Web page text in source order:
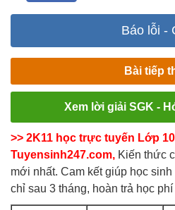
Báo lỗi -
Bài tiếp
Xem lời giải SGK -
>> 2K11 học trực tuyến Lớp
Tuyensinh247.com, Kiến thức
mới nhất. Cam kết giúp học
chỉ sau 3 tháng, hoàn trả học